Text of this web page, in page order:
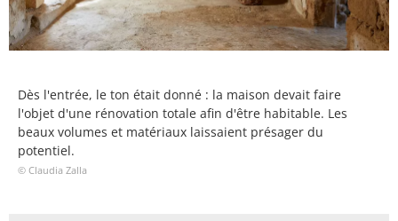
Dès l'entrée, le ton était donné : la maison devait faire
l'objet d'une rénovation totale afin d'être habitable. Les
beaux volumes et matériaux laissaient présager du
potentiel.
© Claudia Zalla